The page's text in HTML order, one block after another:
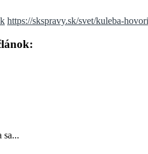
https://skspravy.sk/svet/kuleba-
sa...